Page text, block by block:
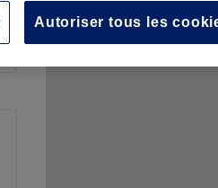
Autoriser tous les